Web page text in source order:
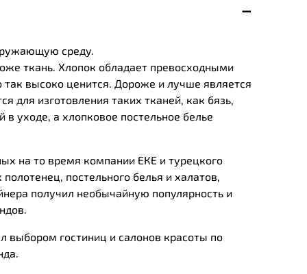
среду.
ткань. Хлопок обладает превосходными
высоко ценится. Дороже и лучше является
для изготовления таких тканей, как бязь,
уходе, а хлопковое постельное белье
на то время компании ЕКЕ и турецкого
постельного белья и халатов,
получил необычайную популярность и
выбором гостиниц и салонов красоты по